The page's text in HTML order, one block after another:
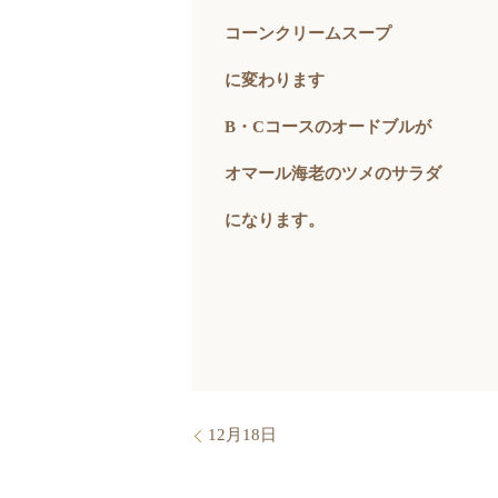
コーンクリームスープ
に変わります
B・Cコースのオードブルが
オマール海老のツメのサラダ
になります。
12月18日